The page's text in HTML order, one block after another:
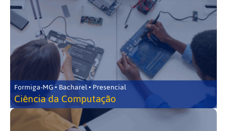
Formiga-MG • Bacharel • Presencial
Ciência da Computação